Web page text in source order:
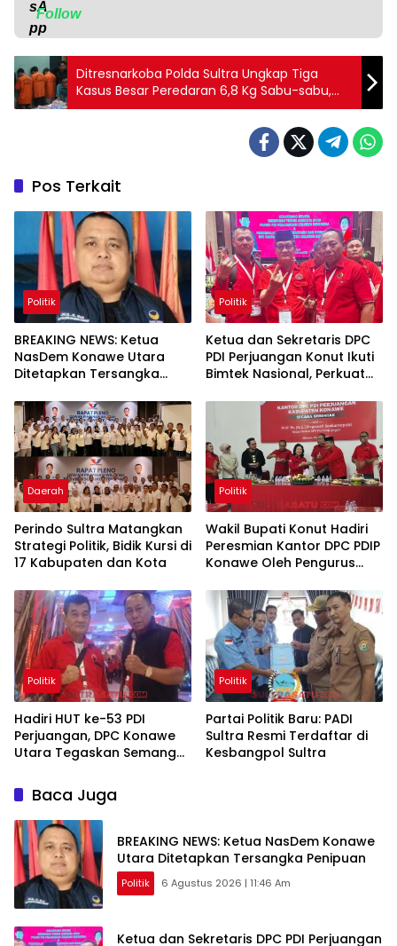
Follow
Ditresnarkoba Polda Sultra Ungkap Tiga
Kasus Besar Peredaran 6,8 Kg Sabu-sabu,
Tiga Tersangka Diamankan
Pos Terkait
Politik
BREAKING NEWS: Ketua
NasDem Konawe Utara
Ditetapkan Tersangka
Politik
Ketua dan Sekretaris DPC
PDI Perjuangan Konut Ikuti
Bimtek Nasional, Perkuat
Daerah
Perindo Sultra Matangkan
Strategi Politik, Bidik Kursi di
17 Kabupaten dan Kota
Politik
Wakil Bupati Konut Hadiri
Peresmian Kantor DPC PDIP
Konawe Oleh Pengurus
Politik
Hadiri HUT ke-53 PDI
Perjuangan, DPC Konawe
Utara Tegaskan Semangat
Berkoalisi dengan Rakyat
Politik
Partai Politik Baru: PADI
Sultra Resmi Terdaftar di
Kesbangpol Sultra
Baca Juga
BREAKING NEWS: Ketua NasDem Konawe
Utara Ditetapkan Tersangka Penipuan
Politik 6 Agustus 2026 | 11:46 Am
Ketua dan Sekretaris DPC PDI Perjuangan